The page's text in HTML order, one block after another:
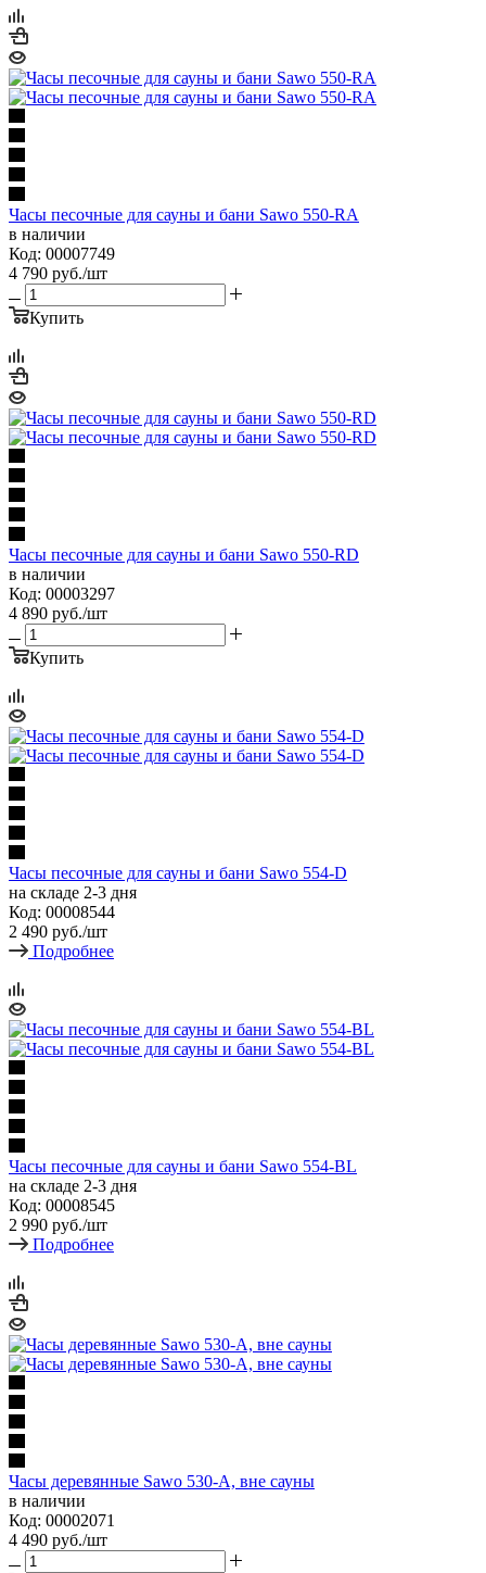
Часы песочные для сауны и бани Sawo 550-RA
в наличии
Код: 00007749
4 790 руб./шт
Купить
Часы песочные для сауны и бани Sawo 550-RD
в наличии
Код: 00003297
4 890 руб./шт
Купить
Часы песочные для сауны и бани Sawo 554-D
на складе 2-3 дня
Код: 00008544
2 490 руб./шт
Подробнее
Часы песочные для сауны и бани Sawo 554-BL
на складе 2-3 дня
Код: 00008545
2 990 руб./шт
Подробнее
Часы деревянные Sawo 530-A, вне сауны
в наличии
Код: 00002071
4 490 руб./шт